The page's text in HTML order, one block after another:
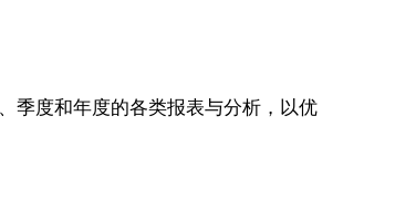
季度和年度的各类报表与分析，以优